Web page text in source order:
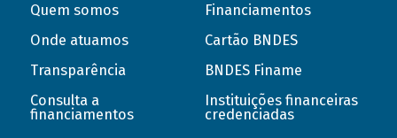
Quem somos
Onde atuamos
Transparência
Consulta a
financiamentos
Financiamentos
Cartão BNDES
BNDES Finame
Instituições financeiras
credenciadas